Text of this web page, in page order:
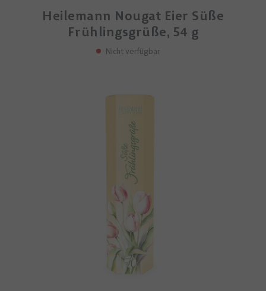
Heilemann Nougat Eier Süße
Frühlingsgrüße, 54 g
Nicht verfügbar